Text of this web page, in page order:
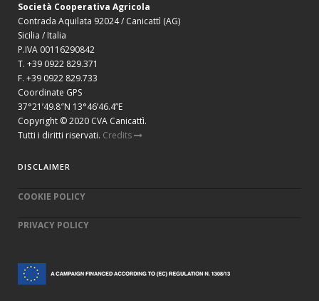
Società Cooperativa Agricola
Contrada Aquilata 92024 / Canicattì (AG)
Sicilia / Italia
P.IVA 00116290842
T. +39 0922 829.371
F. +39 0922 829.733
Coordinate GPS
37°21’49.8″N 13°46’46.4”E
Copyright © 2020 CVA Canicattì.
Tutti i diritti riservati. Credits
DISCLAIMER
COOKIE POLICY
PRIVACY POLICY